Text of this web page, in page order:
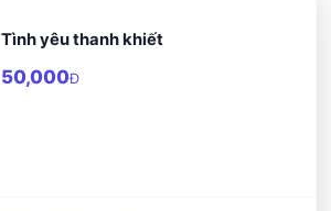
Tình yêu thanh khiết
50,000Đ